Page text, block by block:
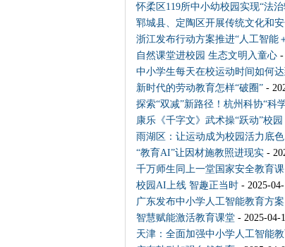
怀柔区119所中小幼校园实现“法
郓城县、定陶区开展传统文化和
浙江发布行动方案推进“人工智能
自然课堂进校园 生态文明入童心-
中小学生每天在校运动时间如何
新时代的劳动教育怎样“破圈”-
探索“双减”新路径！杭州科协“科
康乐《千字文》武术操“跃动”校园
雨湖区：让运动成为校园活力底色
“教育AI”让因材施教照进现实-
千万师生同上一堂国家安全教育课
校园AI上线 智趣正当时- 2025-04-
广东发布中小学人工智能教育方案
智慧赋能激活教育课堂- 2025-04-
天津：全面加强中小学人工智能